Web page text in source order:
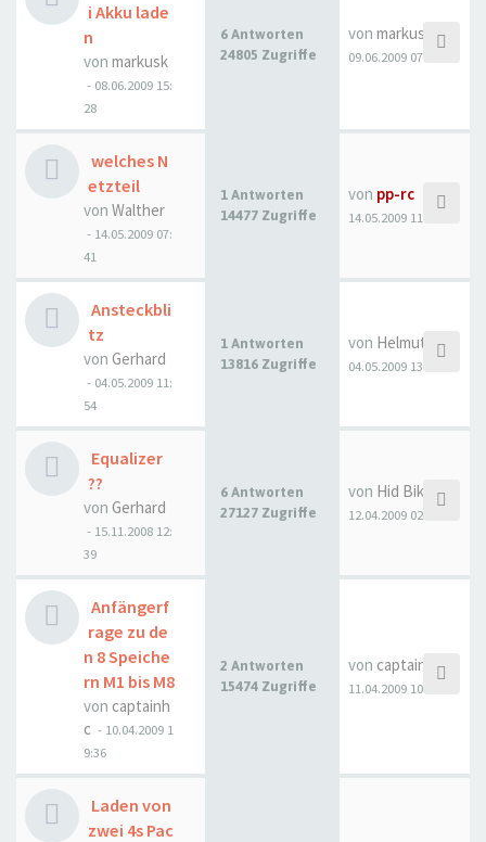
i Akku lade
n
von markusk
- 08.06.2009 15:
28
6 Antworten
24805 Zugriffe
von markusk
09.06.2009 07:06
welches N
etzteil
von Walther
- 14.05.2009 07:
41
1 Antworten
14477 Zugriffe
von pp-rc
14.05.2009 11:44
Ansteckbli
tz
von Gerhard
- 04.05.2009 11:
54
1 Antworten
13816 Zugriffe
von Helmut
04.05.2009 13:36
Equalizer
??
von Gerhard
- 15.11.2008 12:
39
6 Antworten
27127 Zugriffe
von Hid Biker
12.04.2009 02:06
Anfängerf
rage zu de
n 8 Speiche
rn M1 bis M8
von captainh
c - 10.04.2009 1
9:36
2 Antworten
15474 Zugriffe
von captainhc
11.04.2009 10:50
Laden von
zwei 4s Pac